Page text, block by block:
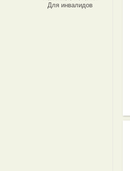
Для инвалидов